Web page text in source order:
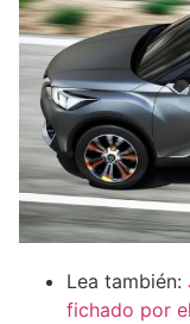
Lea también:
fichado por